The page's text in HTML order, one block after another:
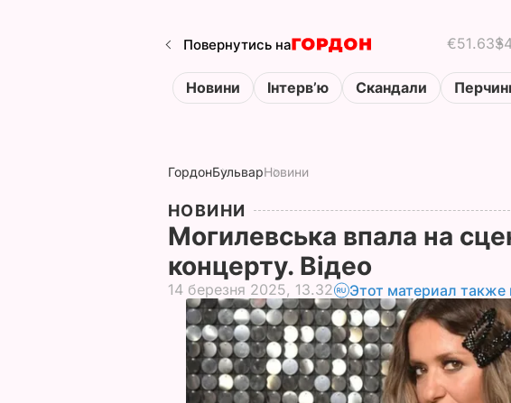
Повернутись на €51.63
Новини Інтервʼю Скандали
ГордонБульварНовини
НОВИНИ
Могилевська впала на
концерту. Відео
14 березня 2025, 13.32 Этот материал